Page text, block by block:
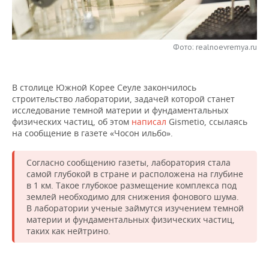
НЕФТЕХИМИЯ
НЕФТЬ
ЭНЕРГЕТИКА
РОЗНИЧНАЯ ТОРГОВЛЯ
НОВОСТИ ТЕХНОЛОГИЙ
ТЕЛЕКОММУНИКАЦИИ
МЕРОПРИЯТИЯ
БИЗНЕС-БРАНЧИ
ONLINE-КОНФЕРЕНЦИИ
ОТКРЫТАЯ ЛЕКЦИЯ
ФУТБОЛ
ХОККЕЙ
БАСКЕТБОЛ
ВОЛЕЙБОЛ
КИБЕРСПОРТ
ФИГУРНОЕ КАТАНИЕ
НОВОСТИ ОБЩЕСТВА
ВЛАСТЬ
ИНФРАСТРУКТУРА
ИСТОРИЯ
КУЛЬТУРА
МЕДИЦИНА
ФОТОГАЛЕРЕЯ
СЮЖЕТЫ
СПРАВОЧНИК
СПИСОК ПЕРСОН
СПИСОК КОМПАНИЙ
ПОЛНАЯ ВЕРСИЯ
Фото: realnoevremya.ru
В столице Южной Корее Сеуле закончилось
строительство лаборатории, задачей которой станет
исследование темной материи и фундаментальных
физических частиц, об этом написал Gismetio, ссылаясь
на сообщение в газете «Чосон ильбо».
Согласно сообщению газеты, лаборатория стала
самой глубокой в стране и расположена на глубине
в 1 км. Такое глубокое размещение комплекса под
землей необходимо для снижения фонового шума.
В лаборатории ученые займутся изучением темной
материи и фундаментальных физических частиц,
таких как нейтрино.